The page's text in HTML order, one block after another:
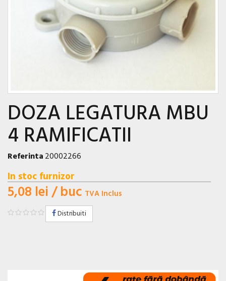
DOZA LEGATURA MBU
4 RAMIFICATII
Referinta20002266
In stoc furnizor
5,08 lei/ buc TVA Inclus
Distribuiti